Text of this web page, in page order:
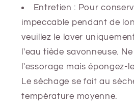
Entretien : Pour
impeccable pendant de
veuillez le laver
l'eau tiède savonneuse.
l'essorage mais épongez-
Le séchage se fait au
température moyenne.